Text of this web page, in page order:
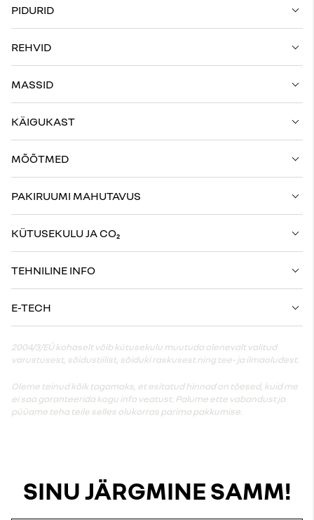
PIDURID
REHVID
MASSID
KÄIGUKAST
MÕÕTMED
PAKIRUUMI MAHUTAVUS
KÜTUSEKULU JA CO₂
TEHNILINE INFO
E-TECH
2004/3/EÜ kohaselt võib kütusekulu muutuda olenevalt valitud
varustusest, sõidustiilist, sõiduki raskusest ning tee- ja ilmaoludest.
Oleme teinud kõik tagamaks, et esitatud hinnad on tõesed, kuid me
ei saa garanteerida kogu info veatust. Palume ette vabandust ja
püüame teha teile selles olukorras parima pakkumise.
SINU JÄRGMINE SAMM!